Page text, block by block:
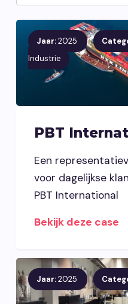
Jaar:2025
Industrie
PBT
Een
voor dagelijkse
PBT International
Bekijk deze case
Jaar:2025